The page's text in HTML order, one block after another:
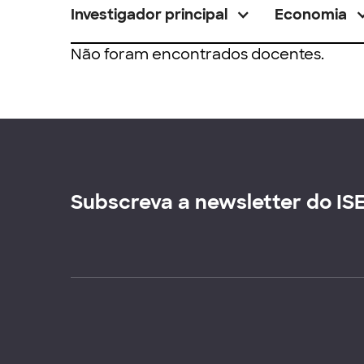
Investigador principal Economia
Não foram encontrados docentes.
Subscreva a newsletter do